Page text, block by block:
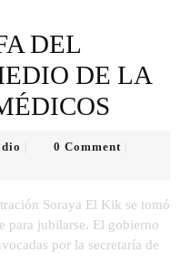
DEL
DE LA
0 Comment
Soraya El Kik se tomó
para jubilarse. El gobierno
por la secretaría de